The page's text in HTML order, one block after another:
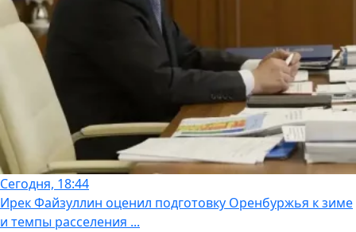
Сегодня, 18:44
Ирек Файзуллин оценил подготовку Оренбуржья к зиме
и темпы расселения ...